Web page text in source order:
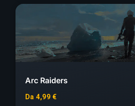
Arc Raiders
Da 4,99 €